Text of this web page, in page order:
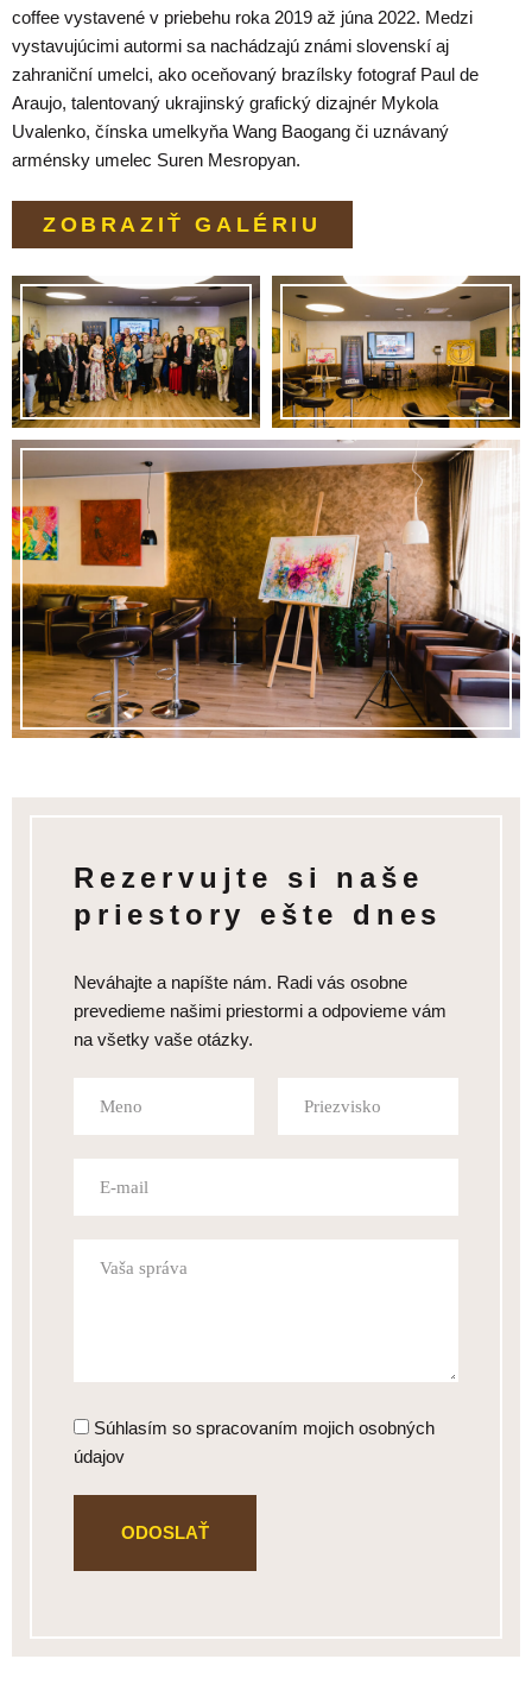
coffee vystavené v priebehu roka 2019 až júna 2022. Medzi
vystavujúcimi autormi sa nachádzajú známi slovenskí aj
zahraniční umelci, ako oceňovaný brazílsky fotograf Paul de
Araujo, talentovaný ukrajinský grafický dizajnér Mykola
Uvalenko, čínska umelkyňa Wang Baogang či uznávaný
arménsky umelec Suren Mesropyan.
ZOBRAZIŤ GALÉRIU
Rezervujte si naše
priestory ešte dnes
Neváhajte a napíšte nám. Radi vás osobne
prevedieme našimi priestormi a odpovieme vám
na všetky vaše otázky.
Súhlasím so spracovaním mojich osobných
údajov